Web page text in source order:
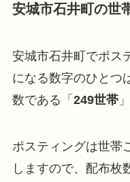
安城市石井町の世
安城市石井町でポス
になる数字のひとつ
数である「 249世帯
ポスティングは世帯
しますので、配布枚